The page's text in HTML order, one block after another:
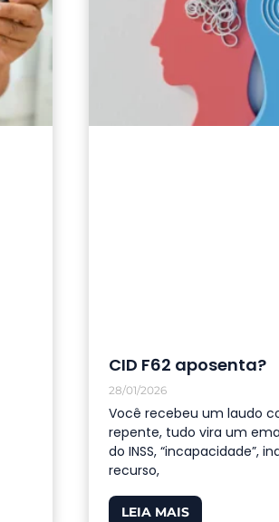
CID F62 aposenta?
28/01/2026
Você recebeu um laudo
repente, tudo vira um
do INSS, “incapacidade”,
recurso,
LEIA MAIS